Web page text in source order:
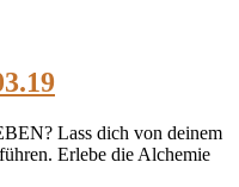
Lass dich von deinem
Erlebe die Alchemie